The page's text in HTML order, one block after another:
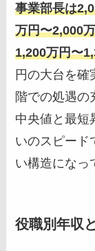
事業部長は
万円〜2,000
1,200万円〜
円の大台を確
階での処遇の
中央値と最短
いのスピード
い構造になっ
役職別年収